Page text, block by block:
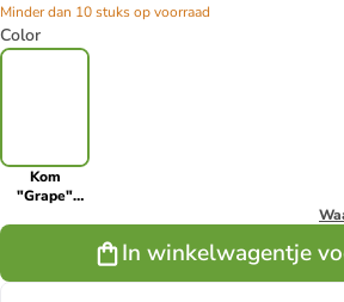
Minder dan 10 stuks op voorraad
Color
Kom
"Grape"
In winkelwagentje